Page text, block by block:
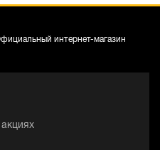
интернет-магазин